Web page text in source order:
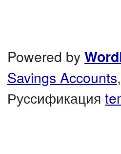
Powered by
Savings Accounts,
Руссификация